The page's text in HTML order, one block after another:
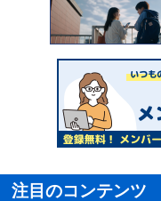
注目のコンテンツ